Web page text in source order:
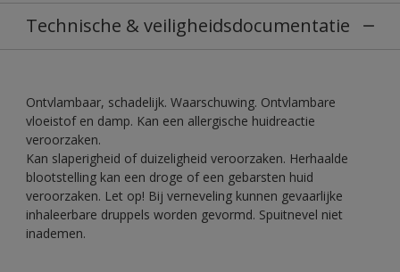
Technische & veiligheidsdocumentatie
Ontvlambaar, schadelijk. Waarschuwing. Ontvlambare
vloeistof en damp. Kan een allergische huidreactie
veroorzaken.
Kan slaperigheid of duizeligheid veroorzaken. Herhaalde
blootstelling kan een droge of een gebarsten huid
veroorzaken. Let op! Bij verneveling kunnen gevaarlijke
inhaleerbare druppels worden gevormd. Spuitnevel niet
inademen.